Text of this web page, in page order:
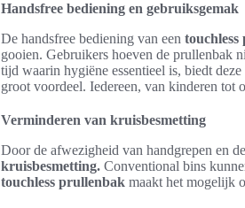
Handsfree bediening en gebruiksgemak
De handsfree bediening van een
gooien. Gebruikers hoeven de prullenbak
tijd waarin hygiëne essentieel is, biedt
groot voordeel. Iedereen, van kinderen tot
Verminderen van kruisbesmetting
Door de afwezigheid van handgrepen en
kruisbesmetting. Conventional bins
touchless prullenbak maakt het mogelijk